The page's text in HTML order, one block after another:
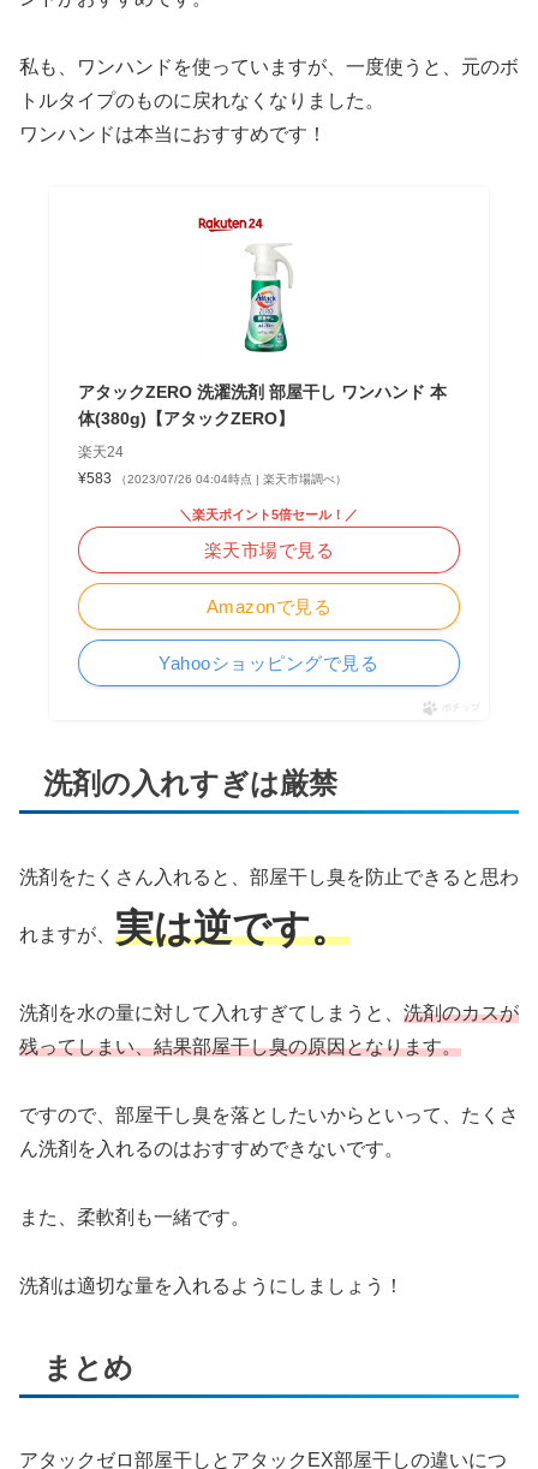
私も、ワンハンドを使っていますが、一度使うと、元のボ
トルタイプのものに戻れなくなりました。
ワンハンドは本当におすすめです！
アタックZERO 洗濯洗剤 部屋干し ワンハンド 本
体(380g)【アタックZERO】
楽天24
¥583
（2023/07/26 04:04時点 | 楽天市場調べ）
Amazonで見る
＼楽天ポイント5倍セール！／
楽天市場で見る
Yahooショッピングで見る
ポチップ
洗剤の入れすぎは厳禁
洗剤をたくさん入れると、部屋干し臭を防止できると思わ
れますが、 実は逆です。
洗剤を水の量に対して入れすぎてしまうと、 洗剤のカスが
残ってしまい、結果部屋干し臭の原因となります。
ですので、部屋干し臭を落としたいからといって、たくさ
ん洗剤を入れるのはおすすめできないです。
また、柔軟剤も一緒です。
洗剤は適切な量を入れるようにしましょう！
まとめ
アタックゼロ部屋干しとアタックEX部屋干しの違いにつ